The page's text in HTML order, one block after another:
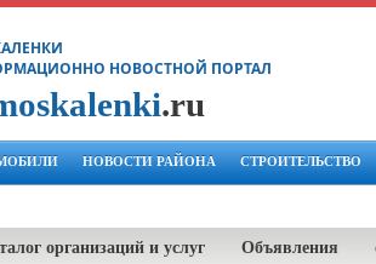
НОВОСТНОЙ ПОРТАЛ
.ru
НОВОСТИ РАЙОНА СТРОИТЕЛЬСТВО
организаций и услуг Объявления